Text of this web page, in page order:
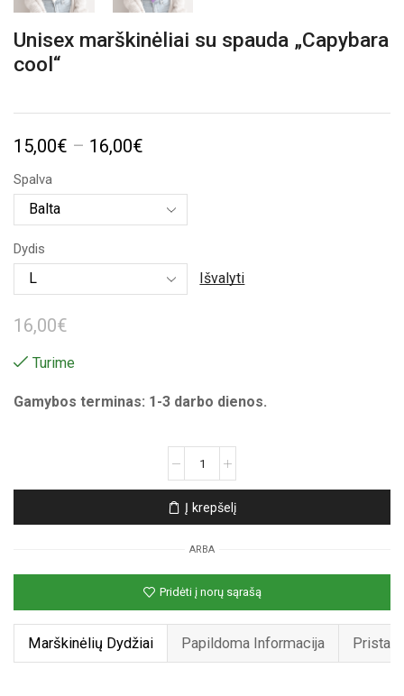
Unisex marškinėliai su spauda „Capybara
cool“
15,00€ – 16,00€
15,00€
through
16,00€
Spalva
Dydis
Išvalyti
16,00€
Turime
Gamybos terminas: 1-3 darbo dienos.
Unisex
marškinėliai
spauda
„Capybara
cool“
Į krepšelį
ARBA
Pridėti į norų sąrašą
Marškinėlių Dydžiai Papildoma Informacija